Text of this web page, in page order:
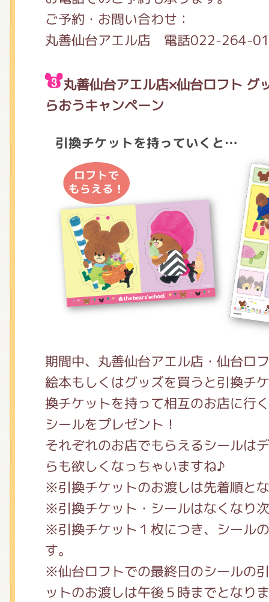
ご予約・お問い合わせ：
丸善仙台アエル店 電話022-264-
丸善仙台アエル店×仙台ロフト グ
らおうキャンペーン
期間中、丸善仙台アエル店・仙台ロ
絵本もしくはグッズを買うと引換チ
換チケットを持って相互のお店に行
シールをプレゼント！
それぞれのお店でもらえるシールは
らも欲しくなっちゃいますね♪
※引換チケットのお渡しは先着順と
※引換チケット・シールはなくなり
※引換チケット１枚につき、シール
す。
※仙台ロフトでの最終日のシールの
ットのお渡しは午後５時までとなり